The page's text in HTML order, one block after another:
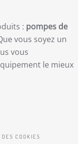
: pompes de
vous soyez un
vous
le mieux
DES COOKIES